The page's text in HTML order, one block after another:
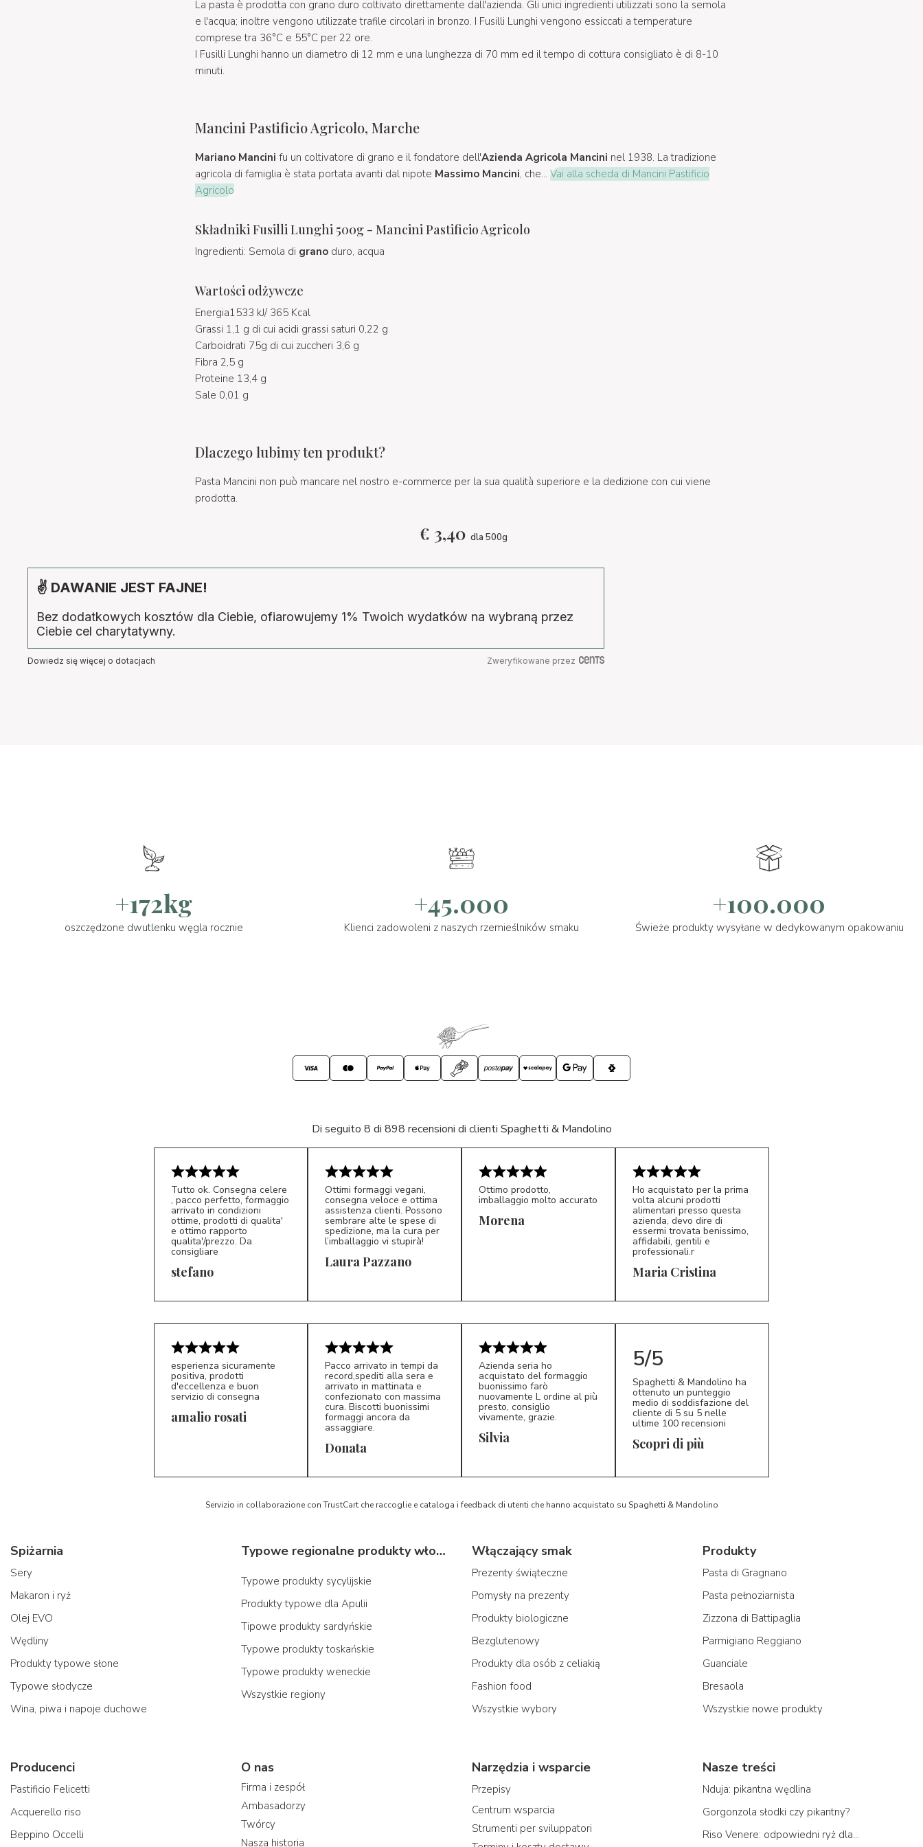
La pasta è prodotta con grano duro coltivato direttamente dall'azienda. Gli unici ingredienti utilizzati sono la semola
e l'acqua; inoltre vengono utilizzate trafile circolari in bronzo. I Fusilli Lunghi vengono essiccati a temperature
comprese tra 36°C e 55°C per 22 ore.
I Fusilli Lunghi hanno un diametro di 12 mm e una lunghezza di 70 mm ed il tempo di cottura consigliato è di 8-10
minuti.
Mancini Pastificio Agricolo, Marche
Mariano Mancini fu un coltivatore di grano e il fondatore dell'Azienda Agricola Mancini nel 1938. La tradizione
agricola di famiglia è stata portata avanti dal nipote Massimo Mancini, che... Vai alla scheda di Mancini Pastificio
Agricolo
Składniki Fusilli Lunghi 500g - Mancini Pastificio Agricolo
Ingredienti: Semola di grano duro, acqua
Wartości odżywcze
Energia1533 kJ/ 365 Kcal
Grassi 1,1 g di cui acidi grassi saturi 0,22 g
Carboidrati 75g di cui zuccheri 3,6 g
Fibra 2,5 g
Proteine 13,4 g
Sale 0,01 g
Dlaczego lubimy ten produkt?
Pasta Mancini non può mancare nel nostro e-commerce per la sua qualità superiore e la dedizione con cui viene
prodotta.
€ 3,40 dla 500g
✌ DAWANIE JEST FAJNE!
Bez dodatkowych kosztów dla Ciebie, ofiarowujemy 1% Twoich wydatków na wybraną przez
Ciebie cel charytatywny.
Dowiedz się więcej o dotacjach Zweryfikowane przez
+172kg
oszczędzone dwutlenku węgla rocznie
+45.000
Klienci zadowoleni z naszych rzemieślników smaku
+100.000
Świeże produkty wysyłane w dedykowanym opakowaniu
Di seguito 8 di 898 recensioni di clienti Spaghetti & Mandolino
S*
Tutto ok. Consegna celere
, pacco perfetto, formaggio
arrivato in condizioni
ottime, prodotti di qualita'
e ottimo rapporto
qualita'/prezzo. Da
consigliare
stefano LP 5/5
Ottimi formaggi vegani,
consegna veloce e ottima
assistenza clienti. Possono
sembrare alte le spese di
spedizione, ma la cura per
l’imballaggio vi stupirà!
Laura Pazzano
Ottimo prodotto,
imballaggio molto accurato
Morena
MC 5/5
Ho acquistato per la prima
volta alcuni prodotti
alimentari presso questa
azienda, devo dire di
essermi trovata benissimo,
affidabili, gentili e
professionali.r
Maria Cristina
esperienza sicuramente
positiva, prodotti
d'eccellenza e buon
servizio di consegna
amalio rosati
D*
Pacco arrivato in tempi da
record,spediti alla sera e
arrivato in mattinata e
confezionato con massima
cura. Biscotti buonissimi
formaggi ancora da
assaggiare.
Donata S*
Azienda seria ho
acquistato del formaggio
buonissimo farò
nuovamente L ordine al più
presto, consiglio
vivamente, grazie.
Silvia
5/5
Spaghetti & Mandolino ha
ottenuto un punteggio
medio di soddisfazione del
cliente di 5 su 5 nelle
ultime 100 recensioni
Scopri di più
Servizio in collaborazione con TrustCart che raccoglie e cataloga i feedback di utenti che hanno acquistato su Spaghetti & Mandolino
Spiżarnia
Sery
Makaron i ryż
Olej EVO
Wędliny
Produkty typowe słone
Typowe słodycze
Wina, piwa i napoje duchowe
Typowe regionalne produkty włoskie
Typowe produkty sycylijskie
Produkty typowe dla Apulii
Tipowe produkty sardyńskie
Typowe produkty toskańskie
Typowe produkty weneckie
Wszystkie regiony
Włączający smak
Prezenty świąteczne
Pomysły na prezenty
Produkty biologiczne
Bezglutenowy
Produkty dla osób z celiakią
Fashion food
Wszystkie wybory
Produkty
Pasta di Gragnano
Pasta pełnoziarnista
Zizzona di Battipaglia
Parmigiano Reggiano
Guanciale
Bresaola
Wszystkie nowe produkty
Producenci
Pastificio Felicetti
Acquerello riso
Beppino Occelli
O nas
Firma i zespół
Ambasadorzy
Twórcy
Nasza historia
Narzędzia i wsparcie
Przepisy
Centrum wsparcia
Strumenti per sviluppatori
Nasze treści
Nduja: pikantna wędlina
Gorgonzola słodki czy pikantny?
Riso Venere: odpowiedni ryż dla...